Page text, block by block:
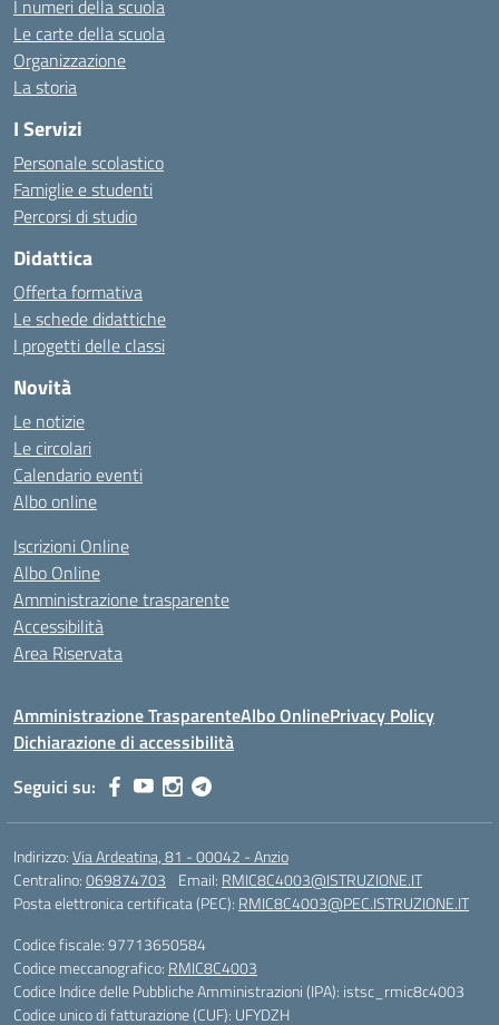
I numeri della scuola
Le carte della scuola
Organizzazione
La storia
I Servizi
Personale scolastico
Famiglie e studenti
Percorsi di studio
Didattica
Offerta formativa
Le schede didattiche
I progetti delle classi
Novità
Le notizie
Le circolari
Calendario eventi
Albo online
Iscrizioni Online
Albo Online
Amministrazione trasparente
Accessibilità
Area Riservata
Amministrazione TrasparenteAlbo OnlinePrivacy Policy
Dichiarazione di accessibilità
Seguici su:
Indirizzo:Via Ardeatina, 81 - 00042 - Anzio
Centralino:069874703 Email: RMIC8C4003@ISTRUZIONE.IT
Posta elettronica certificata (PEC): RMIC8C4003@PEC.ISTRUZIONE.IT
Codice fiscale: 97713650584
Codice meccanografico: RMIC8C4003
Codice Indice delle Pubbliche Amministrazioni (IPA): istsc_rmic8c4003
Codice unico di fatturazione (CUF): UFYDZH